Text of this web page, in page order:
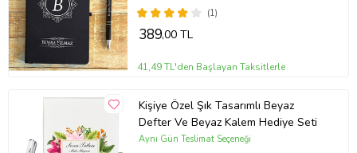
(1)
389,00 TL
41,49 TL'den Başlayan Taksitlerle
Kişiye Özel Şık Tasarımlı Beyaz
Defter Ve Beyaz Kalem Hediye Seti
Aynı Gün Teslimat Seçeneği